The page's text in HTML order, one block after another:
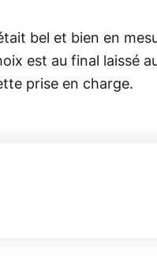
bel et bien en
est au final laissé
prise en charge.